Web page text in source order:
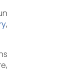
,